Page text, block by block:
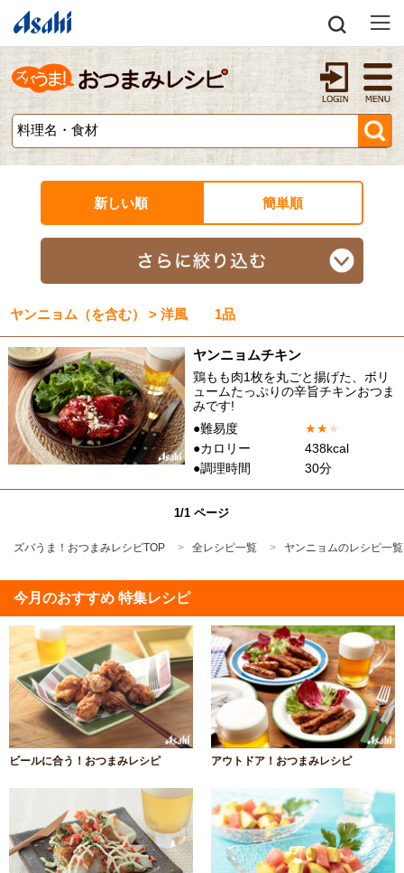
新しい順 簡単順
ヤンニョム（を含む） > 洋風 1品
ヤンニョムチキン
鶏もも肉1枚を丸ごと揚げた、ボリ
ュームたっぷりの辛旨チキンおつま
みです!
●難易度
★★★
●カロリー
438kcal
●調理時間
30分
1/1 ページ
ズバうま！おつまみレシピTOP 全レシピ一覧 ヤンニョムのレシピ一覧
今月のおすすめ 特集レシピ
ビールに合う！おつまみレシピ アウトドア！おつまみレシピ